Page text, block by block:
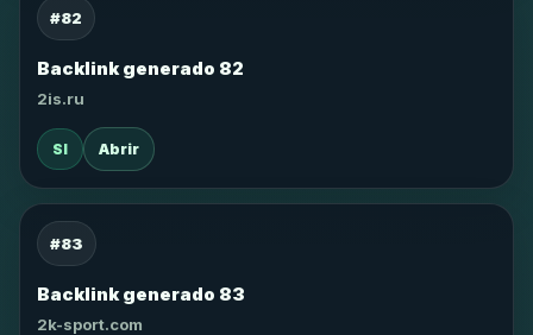
#82
Backlink generado 82
2is.ru
SI Abrir
#83
Backlink generado 83
2k-sport.com